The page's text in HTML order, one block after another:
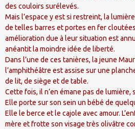
des couloirs surélevés.
Mais l’espace y est si restreint, la
de telles barres et portes en fer
amélioration due à leur situation est
anéantit la moindre idée de liberté.
Dans l’une de ces tanières, la jeune
l’amphithéâtre est assise sur une
de lit, de siège et de table.
Cette fois, il n’en émane pas de
Elle porte sur son sein un bébé de
Elle le berce et le cajole avec amour.
mère et frotte son visage très olivâtre